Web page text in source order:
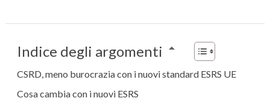
Indice degli argomenti
CSRD, meno burocrazia con i nuovi standard ESRS UE
Cosa cambia con i nuovi ESRS